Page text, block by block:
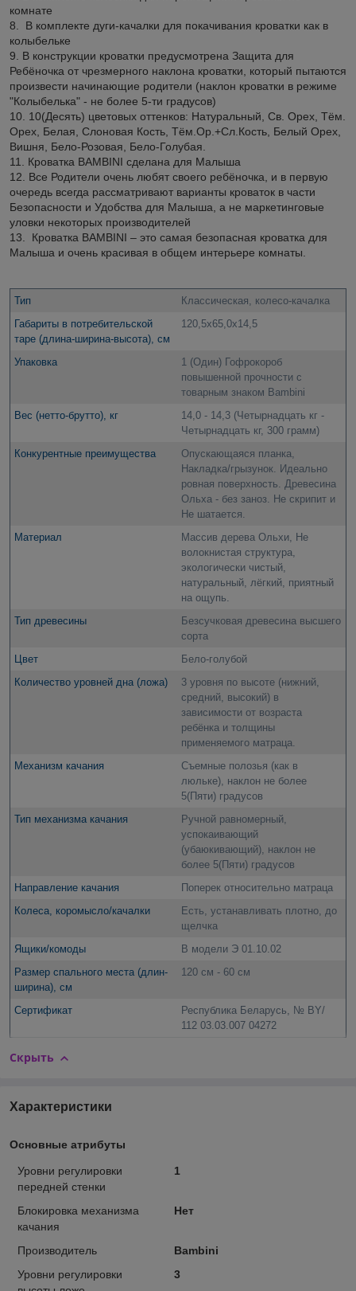
комнате
8. В комплекте дуги-качалки для покачивания кроватки как в
колыбельке
9. В конструкции кроватки предусмотрена Защита для
Ребёночка от чрезмерного наклона кроватки, который пытаются
произвести начинающие родители (наклон кроватки в режиме
"Колыбелька" - не более 5-ти градусов)
10. 10(Десять) цветовых оттенков: Натуральный, Св. Орех, Тём.
Орех, Белая, Слоновая Кость, Тём.Ор.+Сл.Кость, Белый Орех,
Вишня, Бело-Розовая, Бело-Голубая.
11. Кроватка BAMBINI сделана для Малыша
12. Все Родители очень любят своего ребёночка, и в первую
очередь всегда рассматривают варианты кроваток в части
Безопасности и Удобства для Малыша, а не маркетинговые
уловки некоторых производителей
13. Кроватка BAMBINI – это самая безопасная кроватка для
Малыша и очень красивая в общем интерьере комнаты.
Тип
Классическая, колесо-качалка
Габариты в потребительской
таре (длина-ширина-высота), см
120,5х65,0х14,5
Упаковка
1 (Один) Гофрокороб
повышенной прочности с
товарным знаком Bambini
Вес (нетто-брутто), кг
14,0 - 14,3 (Четырнадцать кг -
Четырнадцать кг, 300 грамм)
Конкурентные преимущества
Опускающаяся планка,
Накладка/грызунок. Идеально
ровная поверхность. Древесина
Ольха - без заноз. Не скрипит и
Не шатается.
Материал
Массив дерева Ольхи, Не
волокнистая структура,
экологически чистый,
натуральный, лёгкий, приятный
на ощупь.
Тип древесины
Безсучковая древесина высшего
сорта
Цвет
Бело-голубой
Количество уровней дна (ложа)
3 уровня по высоте (нижний,
средний, высокий) в
зависимости от возраста
ребёнка и толщины
применяемого матраца.
Механизм качания
Съемные полозья (как в
люльке), наклон не более
5(Пяти) градусов
Тип механизма качания
Ручной равномерный,
успокаивающий
(убаюкивающий), наклон не
более 5(Пяти) градусов
Направление качания
Поперек относительно матраца
Колеса, коромысло/качалки
Есть, устанавливать плотно, до
щелчка
Ящики/комоды
В модели Э 01.10.02
Размер спального места (длин-
ширина), см
120 см - 60 см
Сертификат
Республика Беларусь, № BY/
112 03.03.007 04272
Скрыть
Характеристики
Основные атрибуты
Уровни регулировки
передней стенки
1
Блокировка механизма
качания
Нет
Производитель
Bambini
Уровни регулировки
3